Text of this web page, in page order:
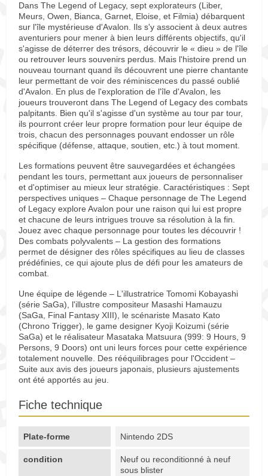
Dans The Legend of Legacy, sept explorateurs (Liber,
Meurs, Owen, Bianca, Garnet, Eloise, et Filmia) débarquent
sur l'île mystérieuse d'Avalon. Ils s'y associent à deux autres
aventuriers pour mener à bien leurs différents objectifs, qu'il
s'agisse de déterrer des trésors, découvrir le « dieu » de l'île
ou retrouver leurs souvenirs perdus. Mais l'histoire prend un
nouveau tournant quand ils découvrent une pierre chantante
leur permettant de voir des réminiscences du passé oublié
d'Avalon. En plus de l'exploration de l'île d'Avalon, les
joueurs trouveront dans The Legend of Legacy des combats
palpitants. Bien qu'il s'agisse d'un système au tour par tour,
ils pourront créer leur propre formation pour leur équipe de
trois, chacun des personnages pouvant endosser un rôle
spécifique (défense, attaque, soutien, etc.) à tout moment.
Les formations peuvent être sauvegardées et échangées
pendant les tours, permettant aux joueurs de personnaliser
et d'optimiser au mieux leur stratégie. Caractéristiques : Sept
perspectives uniques – Chaque personnage de The Legend
of Legacy explore Avalon pour une raison qui lui est propre
et chacune de leurs intrigues trouve sa résolution à la fin.
Jouez avec chaque personnage pour toutes les découvrir !
Des combats polyvalents – La gestion des formations
permet de désigner des rôles spécifiques au lieu de classes
prédéfinies, ce qui ajoute plus de défi pour les amateurs de
combat.
Une équipe de légende – L'illustratrice Tomomi Kobayashi
(série SaGa), l'illustre compositeur Masashi Hamauzu
(SaGa, Final Fantasy XIII), le scénariste Masato Kato
(Chrono Trigger), le game designer Kyoji Koizumi (série
SaGa) et le réalisateur Masataka Matsuura (999: 9 Hours, 9
Persons, 9 Doors) ont uni leurs forces pour cette expérience
totalement nouvelle. Des rééquilibrages pour l'Occident –
Suite aux avis des joueurs japonais, plusieurs ajustements
ont été apportés au jeu.
Fiche technique
Plate-forme Nintendo 2DS
condition
Neuf ou reconditionné à neuf
sous blister